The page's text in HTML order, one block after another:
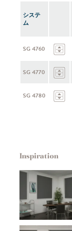
システ
ム
SG 4760
SG 4770
SG 4780
Inspiration